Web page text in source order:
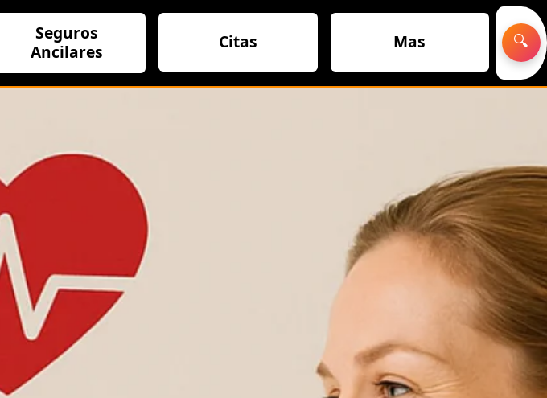
Seguros
Ancilares
Citas Mas 🔍